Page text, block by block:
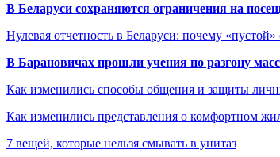
В Беларуси сохраняются ограничения на
Нулевая отчетность в Беларуси: почему
В Барановичах прошли учения по разгону
Как изменились способы общения и защиты
Как изменились представления о комфортном
7 вещей, которые нельзя смывать в унитаз